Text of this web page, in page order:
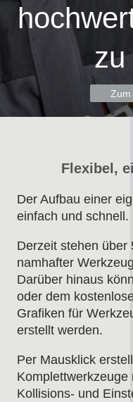
zu
Flexibel,
Der Aufbau einer
einfach und schnell.
Derzeit stehen über
namhafter
Darüber hinaus
oder dem
Grafiken für
erstellt werden.
Per Mausklick
Kollisions- und